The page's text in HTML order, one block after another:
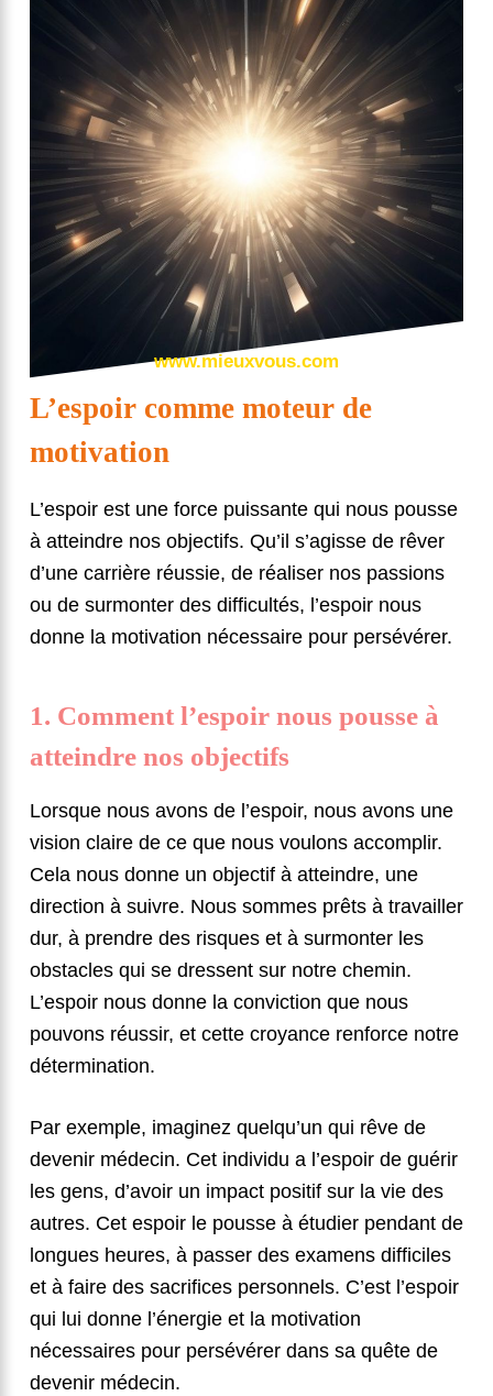
www.mieuxvous.com
L’espoir comme moteur de
motivation
L’espoir est une force puissante qui nous pousse
à atteindre nos objectifs. Qu’il s’agisse de rêver
d’une carrière réussie, de réaliser nos passions
ou de surmonter des difficultés, l’espoir nous
donne la motivation nécessaire pour persévérer.
1. Comment l’espoir nous pousse à
atteindre nos objectifs
Lorsque nous avons de l’espoir, nous avons une
vision claire de ce que nous voulons accomplir.
Cela nous donne un objectif à atteindre, une
direction à suivre. Nous sommes prêts à travailler
dur, à prendre des risques et à surmonter les
obstacles qui se dressent sur notre chemin.
L’espoir nous donne la conviction que nous
pouvons réussir, et cette croyance renforce notre
détermination.
Par exemple, imaginez quelqu’un qui rêve de
devenir médecin. Cet individu a l’espoir de guérir
les gens, d’avoir un impact positif sur la vie des
autres. Cet espoir le pousse à étudier pendant de
longues heures, à passer des examens difficiles
et à faire des sacrifices personnels. C’est l’espoir
qui lui donne l’énergie et la motivation
nécessaires pour persévérer dans sa quête de
devenir médecin.